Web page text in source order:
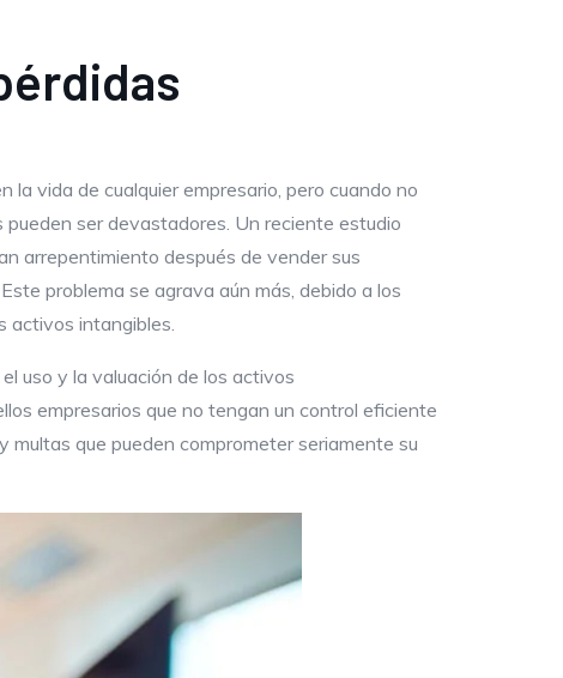
vida de cualquier empresario, pero cuando no
ser devastadores. Un reciente estudio
arrepentimiento después de vender sus
problema se agrava aún más, debido a los
activos intangibles.
uso y la valuación de los activos
empresarios que no tengan un control eficiente
que pueden comprometer seriamente su